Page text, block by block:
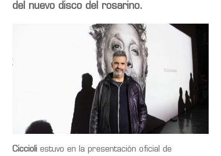
del nuevo disco del rosarino.
Ciccioli estuvo en la presentación oficial de